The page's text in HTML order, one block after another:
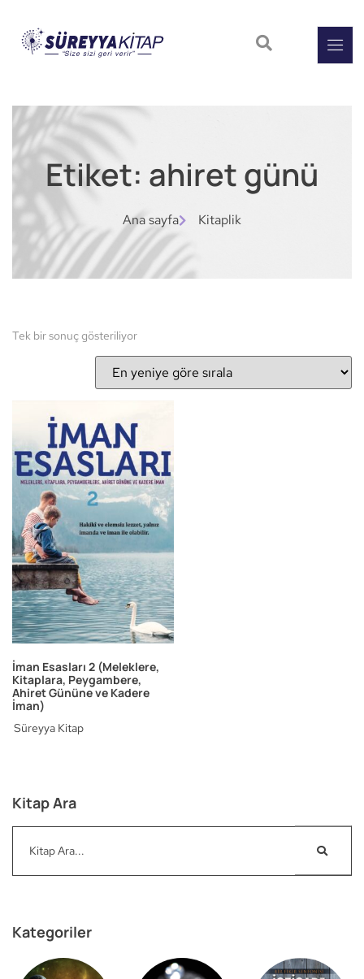
Etiket: ahiret günü
Ana sayfa Kitaplik
Kitap Ara
Kategoriler
Tek bir sonuç gösteriliyor
İman Esasları 2 (Meleklere,
Kitaplara, Peygambere,
Ahiret Gününe ve Kadere
İman)
Süreyya Kitap